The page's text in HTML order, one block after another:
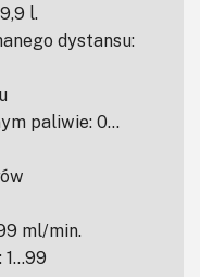
l.
dystansu:
paliwie: 0…
ml/min.
1…99